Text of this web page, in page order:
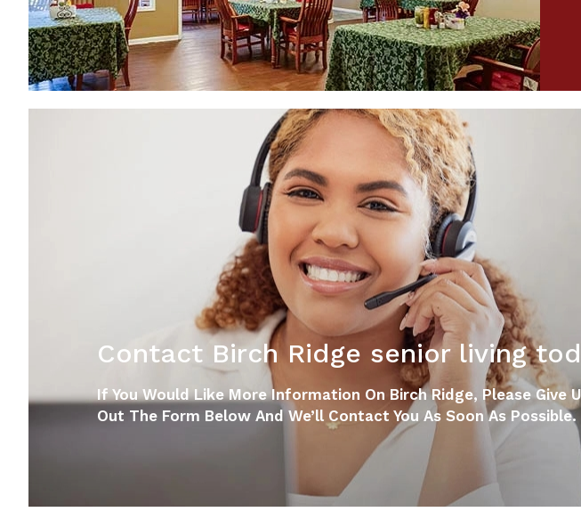
Contact Birch Ridge senior living
If You Would Like More Information On Birch Ridge, Please Give
Out The Form Below And We’ll Contact You As Soon As Possible.